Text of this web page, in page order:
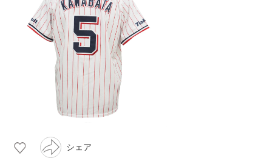
シェア